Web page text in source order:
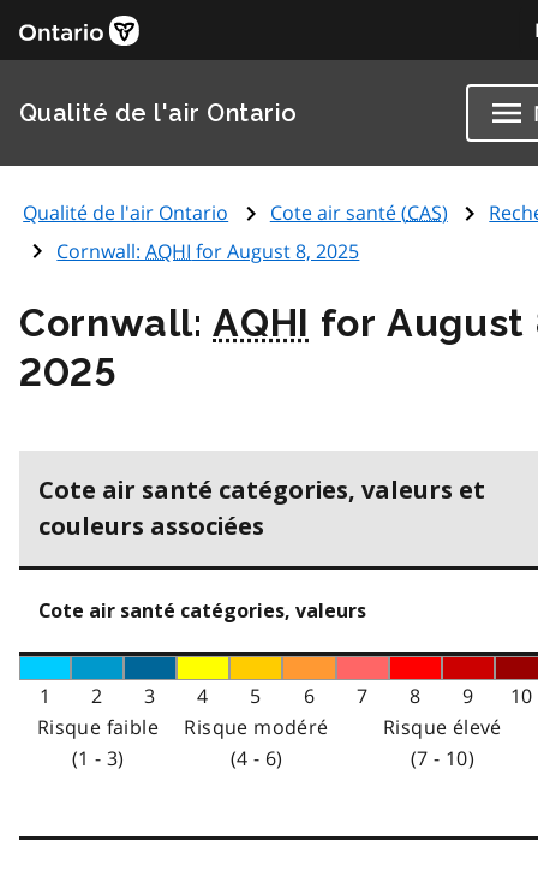
Qualité de l'air Ontario
Qualité de l'air Ontario Cote air santé (CAS)
Cornwall:AQHI for August 8, 2025
Cornwall:AQHI for August
2025
Cote air santé catégories, valeurs et
couleurs associées
Cote air santé catégories, valeurs
1 2 3 4 5 6 7 8 9
10
Risque faible
(1 - 3)
Risque modéré
(4 - 6)
Risque élevé
(7 - 10)